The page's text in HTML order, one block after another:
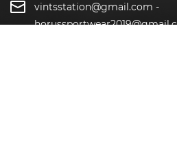
vintsstation@gmail.com -